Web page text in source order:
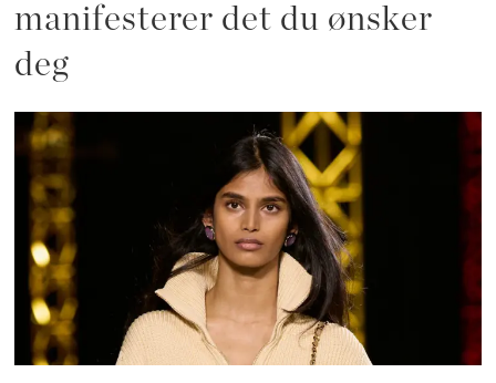
manifesterer det du ønsker
deg